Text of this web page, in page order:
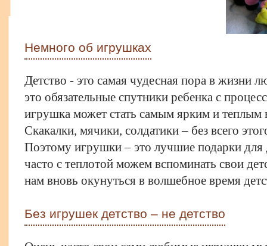
Немного об игрушках
Детство - это самая чудесная пора в жизни
это обязательные спутники ребенка с
игрушка может стать самым ярким и теплым
Скакалки, мячики, солдатики – без всего
Поэтому игрушки – это лучшие подарки для
часто с теплотой можем вспоминать свои
нам вновь окунуться в волшебное время
Без игрушек детство – не детство